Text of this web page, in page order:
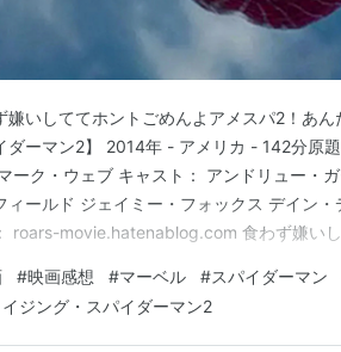
嫌いしててホントごめんよアメスパ2！あん
ダーマン2】 2014年 - アメリカ - 142分原
ーク・ウェブ キャスト： アンドリュー・
ィールド ジェイミー・フォックス デイン
roars-movie.hatenablog.com 食わず嫌い
」に向けてのおさらいの中で、唯一一度も
#映画感想 #マーベル #スパイダーマン
ジング・スパイダーマン2